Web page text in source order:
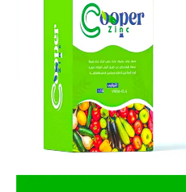
150,00 EGP.